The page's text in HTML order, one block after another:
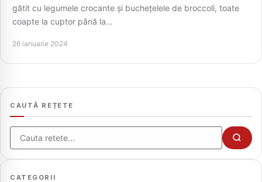
CAUTA
gătit cu legumele crocante și buchețelele de broccoli, toate
coapte la cuptor până la…
26 ianuarie 2024
CAUTĂ REȚETE
Cauta
CATEGORII